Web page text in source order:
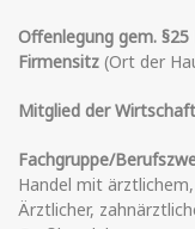
Offenlegung gem.
Firmensitz (Ort der
Mitglied der
Fachgruppe/
Handel mit
Ärztlicher,